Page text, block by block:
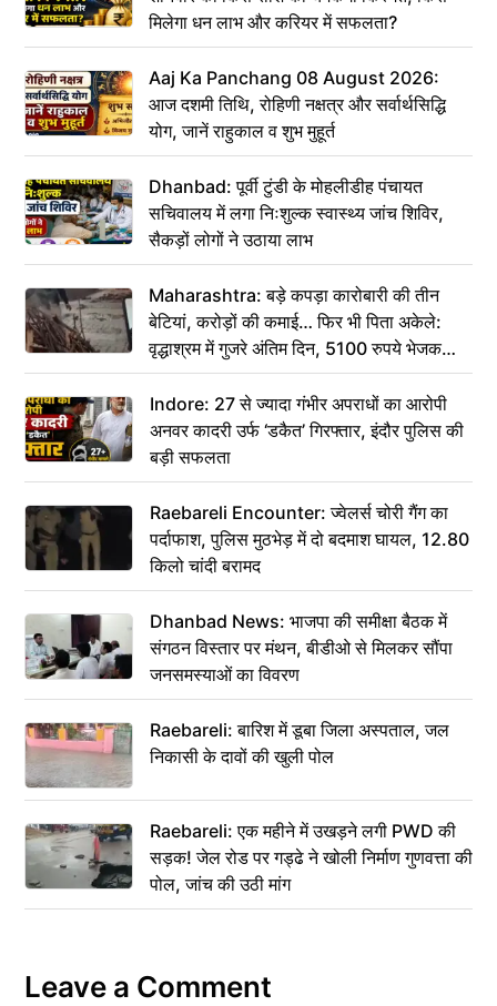
मिलेगा धन लाभ और करियर में सफलता?
Aaj Ka Panchang 08 August 2026:
आज दशमी तिथि, रोहिणी नक्षत्र और सर्वार्थसिद्धि
योग, जानें राहुकाल व शुभ मुहूर्त
Dhanbad: पूर्वी टुंडी के मोहलीडीह पंचायत
सचिवालय में लगा निःशुल्क स्वास्थ्य जांच शिविर,
सैकड़ों लोगों ने उठाया लाभ
Maharashtra: बड़े कपड़ा कारोबारी की तीन
बेटियां, करोड़ों की कमाई… फिर भी पिता अकेले:
वृद्धाश्रम में गुजरे अंतिम दिन, 5100 रुपये भेजकर
कहा– अंतिम संस्कार कर दीजिए हम नहीं आ पाएंगे
Indore: 27 से ज्यादा गंभीर अपराधों का आरोपी
अनवर कादरी उर्फ ‘डकैत’ गिरफ्तार, इंदौर पुलिस की
बड़ी सफलता
Raebareli Encounter: ज्वेलर्स चोरी गैंग का
पर्दाफाश, पुलिस मुठभेड़ में दो बदमाश घायल, 12.80
किलो चांदी बरामद
Dhanbad News: भाजपा की समीक्षा बैठक में
संगठन विस्तार पर मंथन, बीडीओ से मिलकर सौंपा
जनसमस्याओं का विवरण
Raebareli: बारिश में डूबा जिला अस्पताल, जल
निकासी के दावों की खुली पोल
Raebareli: एक महीने में उखड़ने लगी PWD की
सड़क! जेल रोड पर गड्ढे ने खोली निर्माण गुणवत्ता की
पोल, जांच की उठी मांग
Leave a Comment